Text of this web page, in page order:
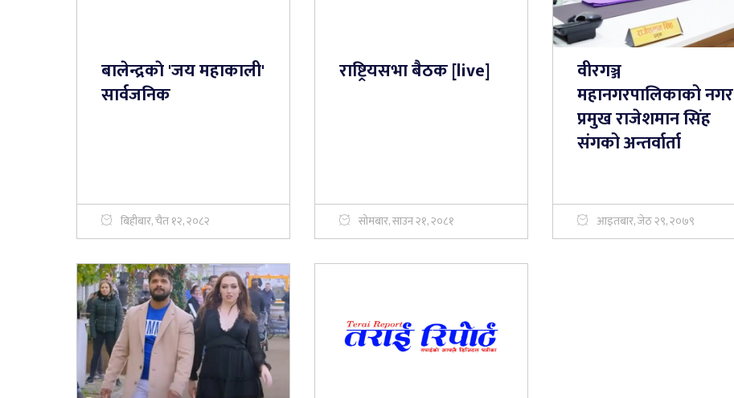
बालेन्द्रकाे 'जय महाकाली'
सार्वजनिक
बिहीबार, चैत १२, २०८२
राष्ट्रियसभा बैठक [live]
सोमबार, साउन २१, २०८१
वीरगञ्ज
महानगरपालिकाको नगर
प्रमुख राजेशमान सिंह
संगको अन्तर्वार्ता
आइतबार, जेठ २९, २०७९